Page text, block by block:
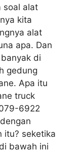
soal alat
kita
alat
apa. Dan
di
gedung
Apa itu
truck
6922
itu? seketika
bawah ini